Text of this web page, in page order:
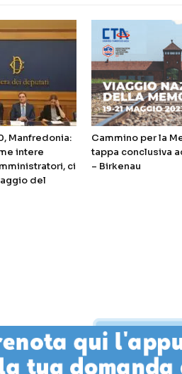
Manfredonia:
intere
ci
del
Cammino per la
tappa conclusiva
– Birkenau